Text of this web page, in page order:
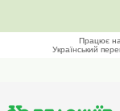
Працює на
Український